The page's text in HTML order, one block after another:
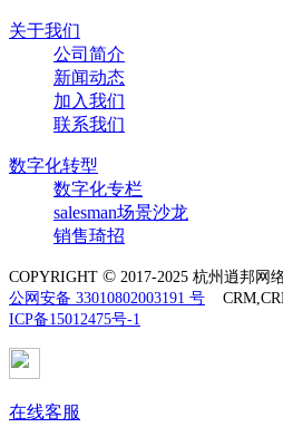
关于我们
公司简介
新闻动态
加入我们
联系我们
数字化转型
数字化专栏
salesman场景沙龙
销售琦招
COPYRIGHT © 2017-2025 杭州逍邦
公网安备 33010802003191 号
ICP备15012475号-1
在线客服